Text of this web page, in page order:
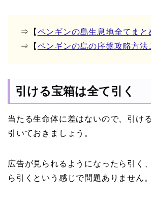
⇒【 ペンギンの島生息地全てまと
⇒【 ペンギンの島の序盤攻略方法
引ける宝箱は全て引く
当たる生命体に差はないので、引け
引いておきましょう。
広告が見られるようになったら引く
ら引くという感じで問題ありません。